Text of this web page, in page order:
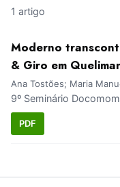
1 artigo
Moderno
& Giro em
Ana Tostões; Maria
9º Seminário
PDF